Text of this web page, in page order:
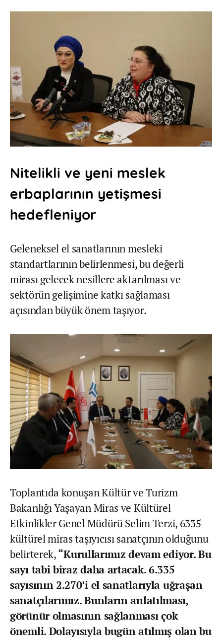
Nitelikli ve yeni meslek
erbaplarının yetişmesi
hedefleniyor
Geleneksel el sanatlarının mesleki
standartlarının belirlenmesi, bu değerli
mirası gelecek nesillere aktarılması ve
sektörün gelişimine katkı sağlaması
açısından büyük önem taşıyor.
Toplantıda konuşan Kültür ve Turizm
Bakanlığı Yaşayan Miras ve Kültürel
Etkinlikler Genel Müdürü Selim Terzi, 6335
kültürel miras taşıyıcısı sanatçının olduğunu
belirterek,“Kurullarımız devam ediyor. Bu
sayı tabi biraz daha artacak. 6.335
sayısının 2.270’i el sanatlarıyla uğraşan
sanatçılarımız. Bunların anlatılması,
görünür olmasının sağlanması çok
önemli. Dolayısıyla bugün atılmış olan bu